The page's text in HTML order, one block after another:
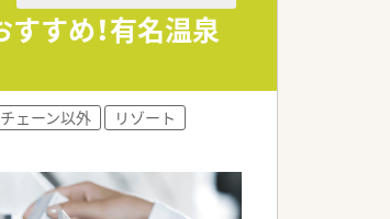
すめ！有名温泉
ェーン以外
リゾート